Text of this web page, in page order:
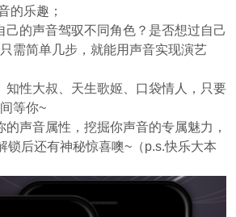
的乐趣；
己的声音驾驭不同角色？是否想过自己
需简单几步，就能用声音实现演艺
知性大叔、天生歌姬、口袋情人，只要
等你~
的声音属性，挖掘你声音的专属魅力，
锁后还有神秘惊喜噢~（p.s.快乐大本